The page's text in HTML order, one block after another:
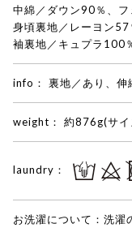
中綿／ダウン90％、フ
身頃裏地／レーヨン57
袖裏地／キュプラ100
info： 裏地／あり、伸
weight： 約876g(サイ
laundry：
お洗濯について： 洗濯